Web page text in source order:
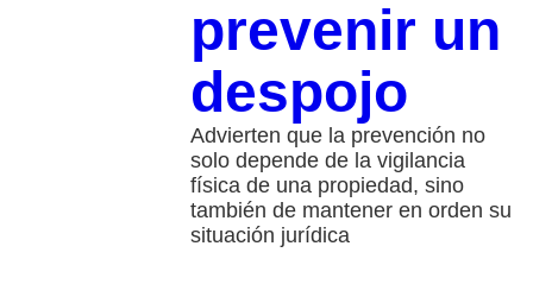
prevenir un
despojo
Advierten que la prevención no
solo depende de la vigilancia
física de una propiedad, sino
también de mantener en orden su
situación jurídica